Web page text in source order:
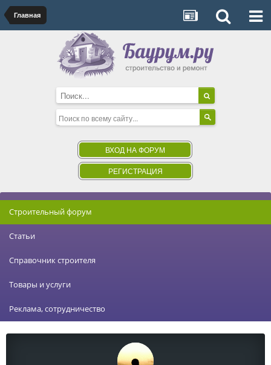
Главная
ВХОД НА ФОРУМ
РЕГИСТРАЦИЯ
Строительный форум
Статьи
Справочник строителя
Товары и услуги
Реклама, сотрудничество